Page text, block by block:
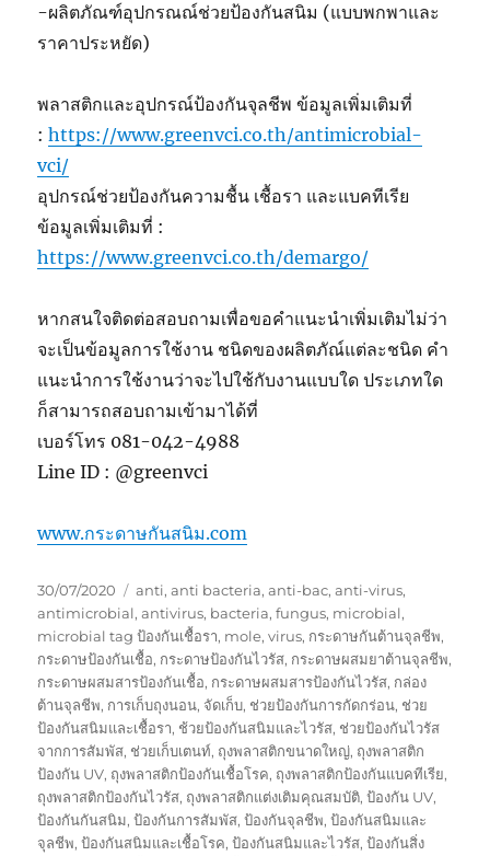
-ผลิตภัณฑ์อุปกรณณ์ช่วยป้องกันสนิม (แบบพกพาและ
ราคาประหยัด)
พลาสติกและอุปกรณ์ป้องกันจุลชีพ ข้อมูลเพิ่มเติมที่
:https://www.greenvci.co.th/antimicrobial-
vci/
อุปกรณ์ช่วยป้องกันความชื้น เชื้อรา และแบคทีเรีย
ข้อมูลเพิ่มเติมที่ :
https://www.greenvci.co.th/demargo/
หากสนใจติดต่อสอบถามเพื่อขอคำแนะนำเพิ่มเติมไม่ว่า
จะเป็นข้อมูลการใช้งาน ชนิดของผลิตภัณ์แต่ละชนิด คำ
แนะนำการใช้งานว่าจะไปใช้กับงานแบบใด ประเภทใด
ก็สามารถสอบถามเข้ามาได้ที่
เบอร์โทร 081-042-4988
Line ID : @greenvci
www.กระดาษกันสนิม.com
Posted
on
30/07/2020 Tags
anti,anti bacteria,anti-bac,anti-virus,
antimicrobial,antivirus, bacteria,fungus, microbial,
microbial tag ป้องกันเชื้อรา, mole,virus, กระดาษกันต้านจุลชีพ,
กระดาษป้องกันเชื้อ, กระดาษป้องกันไวรัส, กระดาษผสมยาต้านจุลชีพ,
กระดาษผสมสารป้องกันเชื้อ, กระดาษผสมสารป้องกันไวรัส, กล่อง
ต้านจุลชีพ, การเก็บถุงนอน, จัดเก็บ, ช่วยป้องกันการกัดกร่อน, ช่วย
ป้องกันสนิมและเชื้อรา, ช้วยป้องกันสนิมและไวรัส, ช่วยป้องกันไวรัส
จากการสัมพัส, ช่วยเก็บเตนท์, ถุงพลาสติกขนาดใหญ่, ถุงพลาสติก
ป้องกัน UV, ถุงพลาสติกป้องกันเชื้อโรค, ถุงพลาสติกป้องกันแบคทีเรีย,
ถุงพลาสติกป้องกันไวรัส, ถุงพลาสติกแต่งเติมคุณสมบัติ,ป้องกัน UV,
ป้องกันกันสนิม,ป้องกันการสัมพัส,ป้องกันจุลชีพ,ป้องกันสนิมและ
จุลชีพ,ป้องกันสนิมและเชื้อโรค,ป้องกันสนิมและไวรัส,ป้องกันสิ่ง